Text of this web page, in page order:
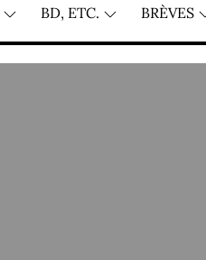
BD, ETC. BRÈVES